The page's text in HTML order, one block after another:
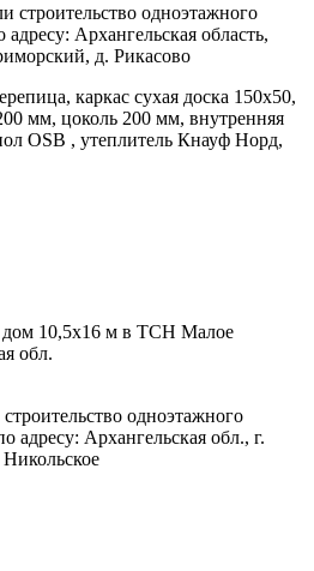
строительство одноэтажного
Архангельская область,
д. Рикасово
каркас сухая доска 150х50,
мм, цоколь 200 мм, внутренняя
OSB , утеплитель Кнауф Норд,
10,5х16 м в ТСН Малое
обл.
одноэтажного
адресу: Архангельская обл., г.